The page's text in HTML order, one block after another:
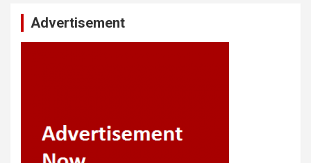
Advertisement